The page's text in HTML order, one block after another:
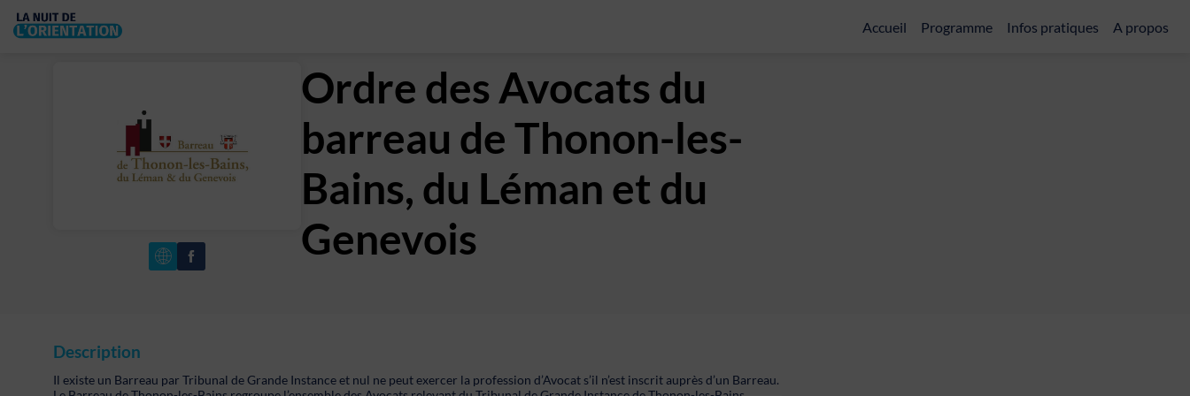
Accueil Programme Infos pratiques A propos
Ordre des Avocats du
barreau de Thonon-les-
Bains, du Léman et du
Genevois
Description
Il existe un Barreau par Tribunal de Grande Instance et nul ne peut exercer la profession d’Avocat s’il n’est inscrit auprès d’un Barreau.